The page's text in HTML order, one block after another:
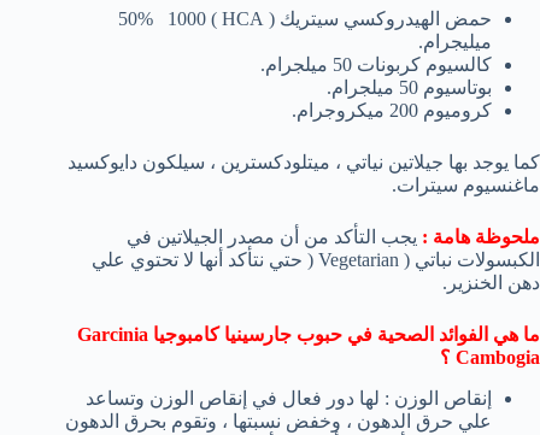
حمض الهيدروكسي سيتريك ( HCA ) 50% 1000
ميليجرام.
كالسيوم كربونات 50 ميلجرام.
بوتاسيوم 50 ميلجرام.
كروميوم 200 ميكروجرام.
كما يوجد بها جيلاتين نياتي ، ميتلودكسترين ، سيلكون دايوكسيد
ماغنسيوم سيترات.
ملحوظة هامة : يجب التأكد من أن مصدر الجيلاتين في
الكبسولات نباتي ( Vegetarian ( حتي نتأكد أنها لا تحتوي علي
دهن الخنزير.
ما هي الفوائد الصحية في حبوب جارسينيا كامبوجيا Garcinia
Cambogia ؟
إنقاص الوزن : لها دور فعال في إنقاص الوزن وتساعد
علي حرق الدهون ، وخفض نسبتها ، وتقوم بحرق الدهون